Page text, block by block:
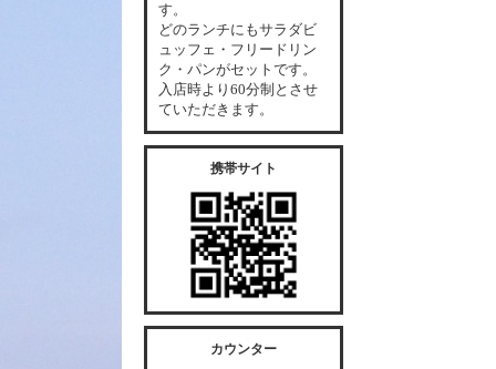
す。
どのランチにもサラダビ
ュッフェ・フリードリン
ク・パンがセットです。
入店時より60分制とさせ
ていただきます。
携帯サイト
カウンター